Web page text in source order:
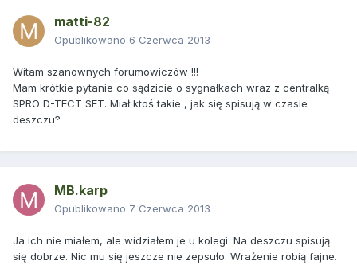
matti-82
Opublikowano 6 Czerwca 2013
Witam szanownych forumowiczów !!!
Mam krótkie pytanie co sądzicie o sygnałkach wraz z centralką
SPRO D-TECT SET. Miał ktoś takie , jak się spisują w czasie
deszczu?
MB.karp
Opublikowano 7 Czerwca 2013
Ja ich nie miałem, ale widziałem je u kolegi. Na deszczu spisują
się dobrze. Nic mu się jeszcze nie zepsuło. Wrażenie robią fajne.